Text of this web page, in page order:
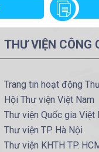
THƯ VIỆN CÔNG
Trang tin hoạt động
Hội Thư viện Việt Nam
Thư viện Quốc gia Việt
Thư viện TP. Hà Nội
Thư viện KHTH TP.